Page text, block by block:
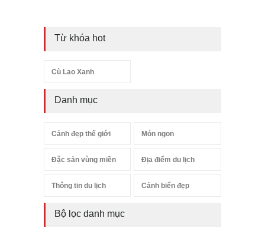
Từ khóa hot
Cù Lao Xanh
Danh mục
Cảnh đẹp thế giới Món ngon
Đặc sản vùng miền Địa điểm du lịch
Thông tin du lịch Cảnh biển đẹp
Bộ lọc danh mục